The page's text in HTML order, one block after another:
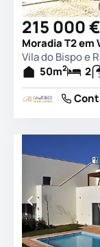
215 000 €
Vila do Bispo e
50m2 2